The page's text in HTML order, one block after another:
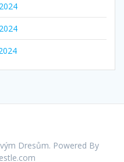
Dresům. Powered By